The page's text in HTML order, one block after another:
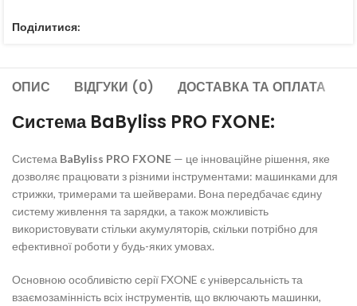
Поділитися:
ОПИС ВІДГУКИ (0) ДОСТАВКА ТА ОПЛАТА
Система BaByliss PRO FXONE:
Система BaByliss PRO FXONE — це інноваційне рішення, яке
дозволяє працювати з різними інструментами: машинками для
стрижки, тримерами та шейверами. Вона передбачає єдину
систему живлення та зарядки, а також можливість
використовувати стільки акумуляторів, скільки потрібно для
ефективної роботи у будь-яких умовах.
Основною особливістю серії FXONE є універсальність та
взаємозамінність всіх інструментів, що включають машинки,